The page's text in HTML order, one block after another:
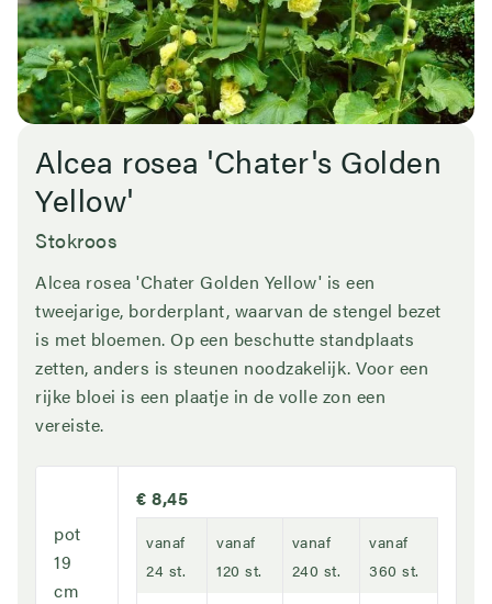
Alcea rosea 'Chater's Golden
Yellow'
Stokroos
Alcea rosea 'Chater Golden Yellow' is een
tweejarige, borderplant, waarvan de stengel bezet
is met bloemen. Op een beschutte standplaats
zetten, anders is steunen noodzakelijk. Voor een
rijke bloei is een plaatje in de volle zon een
vereiste.
pot
19
cm
€ 8,45
vanaf
24 st.
vanaf
120 st.
vanaf
240 st.
vanaf
360 st.